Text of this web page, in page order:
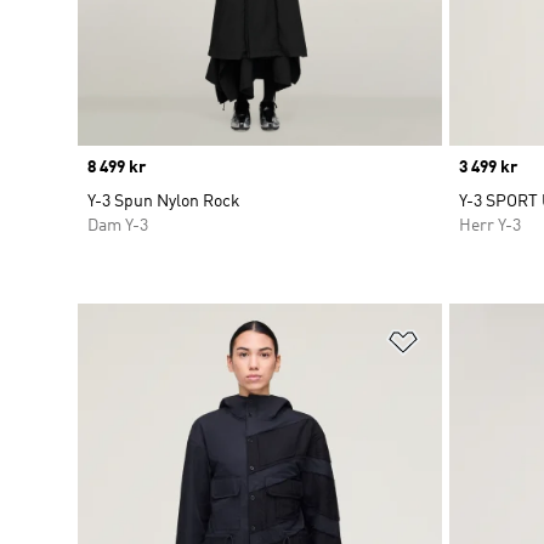
Price
8 499 kr
Y-3 Spun Nylon Rock
Dam Y-3
Price
3 499 kr
Y-3 SPORT
Herr Y-3
Lägg till på